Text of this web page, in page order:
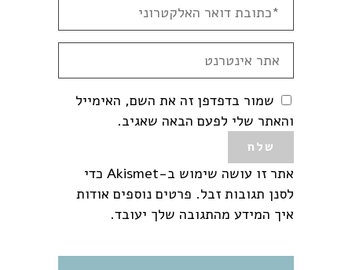
שמור בדפדפן זה את השם, האימייל
והאתר שלי לפעם הבאה שאגיב.
אתר זו עושה שימוש ב-Akismet כדי
לסנן תגובות זבל. פרטים נוספים אודות
איך המידע מהתגובה שלך יעובד.